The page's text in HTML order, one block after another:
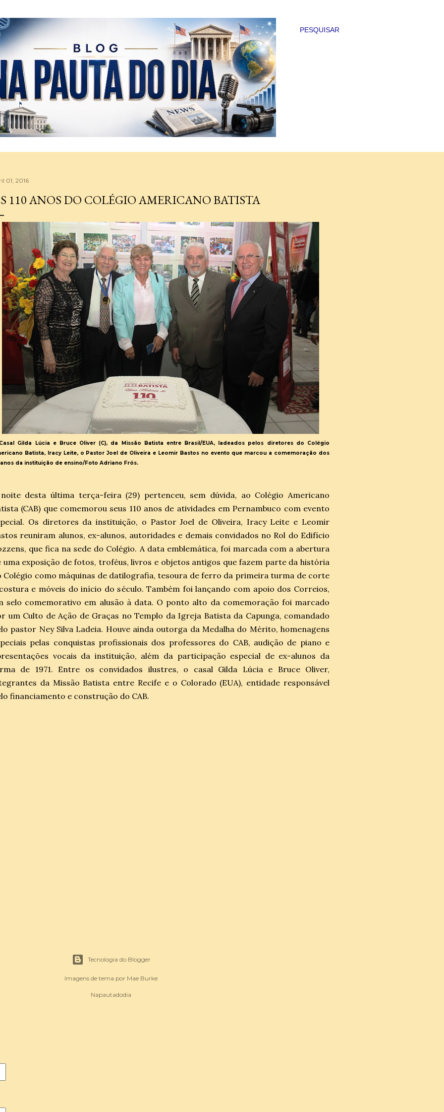
PESQUISAR
01, 2016
110 ANOS DO COLÉGIO AMERICANO BATISTA
Gilda Lúcia e Bruce Oliver (C), da Missão Batista entre Brasil/EUA, ladeados pelos diretores​ do Colégio
Batista, Iracy Leite, o Pastor Joel de Oliveira e Leomir Bastos no evento que marcou a comemoração dos
anos da instituição de ensino/Foto Adriano Frós.
desta última terça-feira (29) pertenceu, sem dúvida, ao Colégio Americano
(CAB) que comemorou seus 110 anos de atividades em Pernambuco com evento
Os diretores da instituição, o Pastor Joel de Oliveira, Iracy Leite e Leomir
reuniram alunos, ex-alunos, autoridades e demais convidados no Rol do Edifício
que fica na sede do Colégio. A data emblemática, foi marcada com a abertura
uma exposição de fotos, troféus, livros e objetos antigos que fazem parte da história
Colégio como máquinas de datilografia, tesoura de ferro da primeira turma de corte
e móveis do início do século. Também foi lançando com apoio dos Correios,
selo comemorativo em alusão à data. O ponto alto da comemoração foi marcado
um Culto de Ação de Graças no Templo da Igreja Batista da Capunga, comandado
pastor Ney Silva Ladeia. Houve ainda outorga da Medalha do Mérito, homenagens
pelas conquistas profissionais dos professores do CAB, audição de piano e
vocais da instituição, além da participação especial de ex-alunos da
de 1971. Entre os convidados ilustres, o casal Gilda Lúcia e Bruce Oliver,
da Missão Batista entre Recife e o Colorado (EUA), entidade responsável
financiamento e construção do CAB.
Tecnologia do Blogger
Imagens de tema por Mae Burke
Napautadodia